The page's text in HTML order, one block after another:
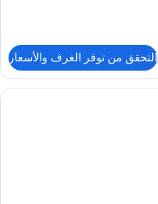
التحقق من توفر الغرف والأسعار
ميني بار وخزنة داخل الغرفة ومكتب